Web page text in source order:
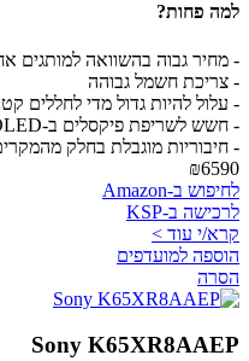
למה פחות?
- מחיר גבוה בהשוואה למותגים
- צריכת חשמל גבוהה
- עלול להיות גדול מדי לחללים
- חשש לשריפת פיקסלים ב-OLED
- חיבוריות מוגבלת בחלק
₪6590
לחיפוש ב-Amazon
לרכישה ב-KSP
קרא/י עוד >
הוספה למועדפים
הסרה
Sony K65XR8AAEP